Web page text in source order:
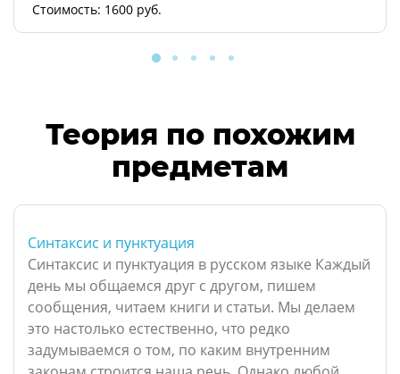
рассмотреть не меньше стр
Стоимость: 1600 руб.
Теория по похожим
предметам
Синтаксис и пунктуация
Синтаксис и пунктуация в русском языке Каждый
день мы общаемся друг с другом, пишем
сообщения, читаем книги и статьи. Мы делаем
это настолько естественно, что редко
задумываемся о том, по каким внутренним